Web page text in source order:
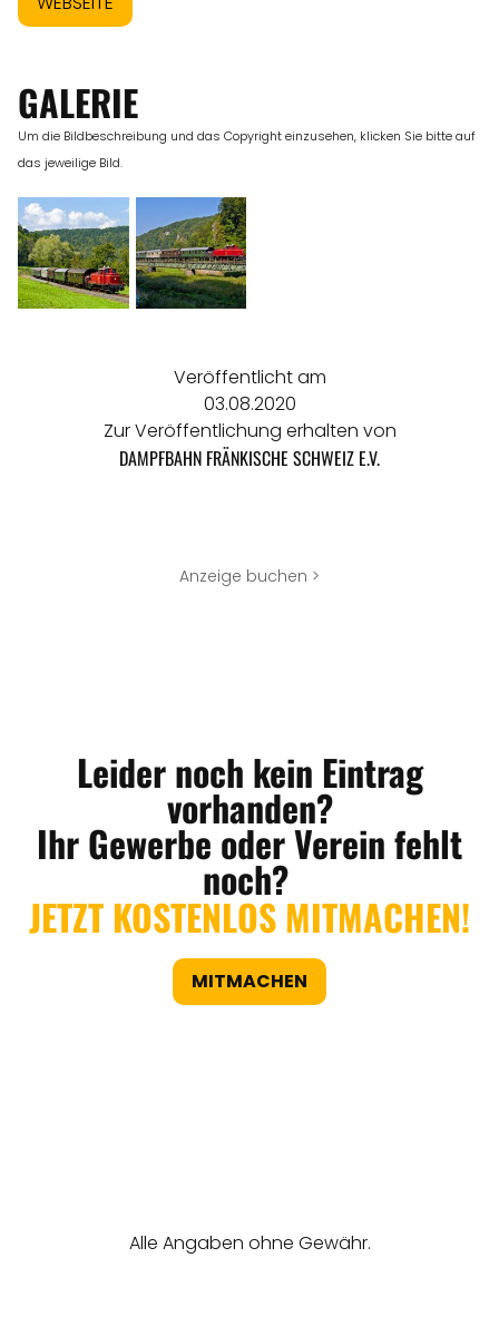
GALERIE
Um die Bildbeschreibung und das Copyright einzusehen, klicken Sie bitte auf
das jeweilige Bild.
Veröffentlicht am
03.08.2020
Zur Veröffentlichung erhalten von
DAMPFBAHN FRÄNKISCHE SCHWEIZ E.V.
Anzeige buchen >
Leider noch kein Eintrag
vorhanden?
Ihr Gewerbe oder Verein fehlt
noch?
JETZT KOSTENLOS MITMACHEN!
MITMACHEN